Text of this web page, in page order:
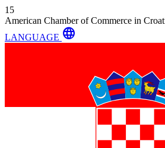
15
American Chamber of Commerce in
LANGUAGE language